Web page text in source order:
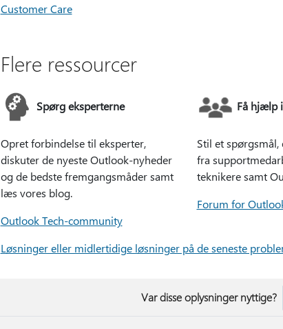
Customer Care
Flere ressourcer
Spørg eksperterne
Opret forbindelse til eksperter,
diskuter de nyeste Outlook-nyheder
og de bedste fremgangsmåder samt
læs vores blog.
Outlook Tech-community
Få hjælp
Stil et
fra
teknikere samt
Forum for
Løsninger eller midlertidige løsninger på de seneste
Var disse oplysninger nyttige?